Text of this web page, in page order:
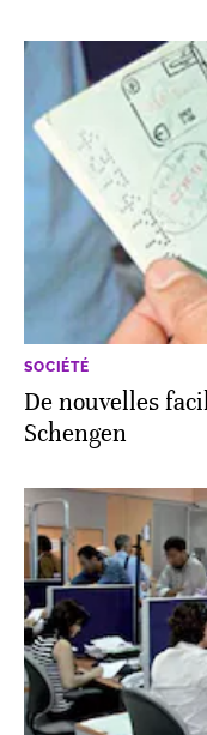
SOCIÉTÉ
De nouvelles
Schengen